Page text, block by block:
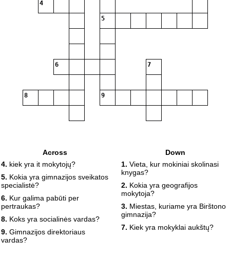
4
5
6 7
8 9
Across
4. kiek yra it mokytojų?
5. Kokia yra gimnazijos sveikatos
specialistė?
6. Kur galima pabūti per
pertraukas?
8. Koks yra socialinės vardas?
9. Gimnazijos direktoriaus
vardas?
Down
1. Vieta, kur mokiniai skolinasi
knygas?
2. Kokia yra geografijos
mokytoja?
3. Miestas, kuriame yra Birštono
gimnazija?
7. Kiek yra mokyklai aukštų?